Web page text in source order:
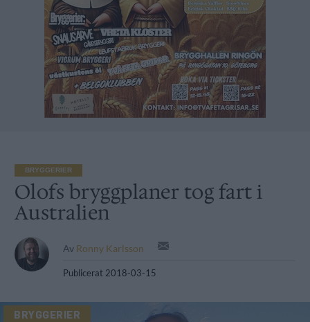
BRYGGERIER
Olofs bryggplaner tog fart i
Australien
Av Ronny Karlsson
Publicerat 2018-03-15
BRYGGERIER